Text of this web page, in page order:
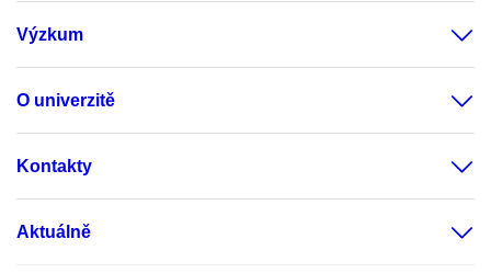
Výzkum
O univerzitě
Kontakty
Aktuálně